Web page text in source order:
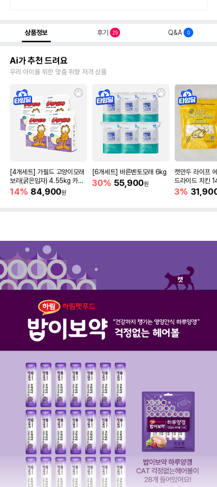
상품정보 후기 29 Q&A 0
Ai가 추천 드려요
우리 아이를 위한 맞춤 취향 저격 상품
[4개세트] 가필드 고양이모래
보라(굵은입자) 4.55kg 카사
바모래
14% 84,900원
[6개세트] 바른벤토모래 6kg
30% 55,900원
캣만두 라이프
드라이드 치킨
3%